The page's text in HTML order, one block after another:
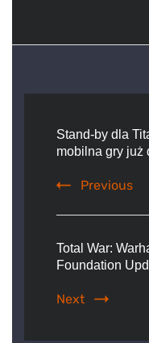
Navigation
Stand-by dla
mobilna gry już
Previous
Total War:
Foundation
Next